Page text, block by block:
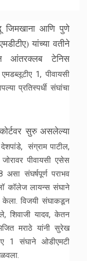
जिमखाना आणि पुणे
यांच्या वतीने
आंतरक्लब टेनिस
एमडब्लूटीए 1, पीवायसी
प्रतिस्पर्धी संघांचा
सुरु असलेल्या
संग्राम पाटील,
जोरावर पीवायसी एसेस
संघर्षपूर्ण पराभव
कॉलेज लायन्स संघाने
विजयी संघाकडून
शिवाजी यादव, केतन
मराठे यांनी सुरेख
1 संघाने ओडीएमटी